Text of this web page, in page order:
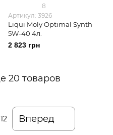
8
Артикул: 3926
Liqui Moly Optimal Synth
5W-40 4л.
2 823 грн
20 товаров
Вперед